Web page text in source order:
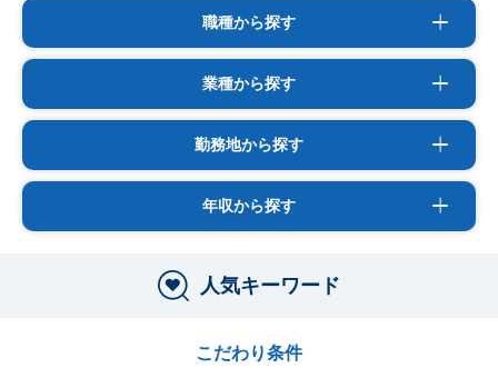
職種から探す
業種から探す
勤務地から探す
年収から探す
人気キーワード
こだわり条件